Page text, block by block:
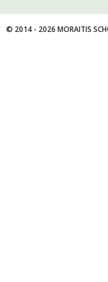
© 2014 - 2026 MORAITIS